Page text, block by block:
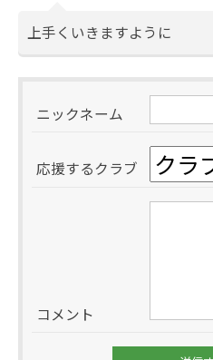
上手くいきますように
ニックネーム
応援するクラブ
コメント